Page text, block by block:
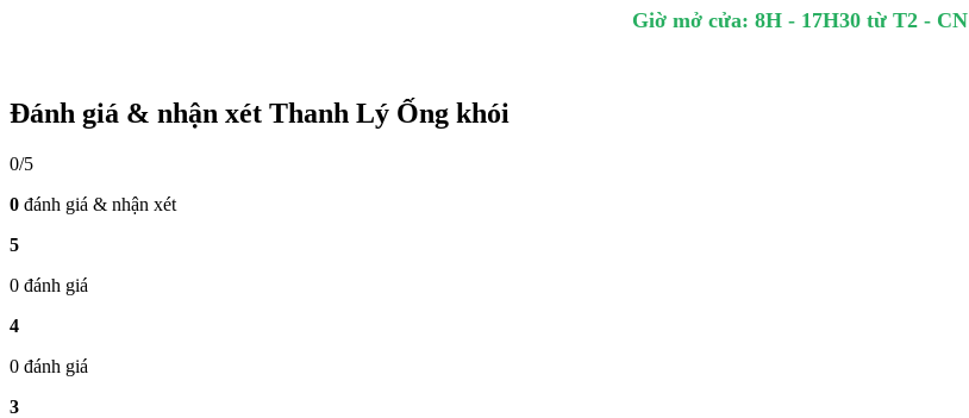
Giờ mở cửa: 8H - 17H30 từ T2 - CN
Đánh giá & nhận xét Thanh Lý Ống khói
0/5
0 đánh giá & nhận xét
5
0 đánh giá
4
0 đánh giá
3